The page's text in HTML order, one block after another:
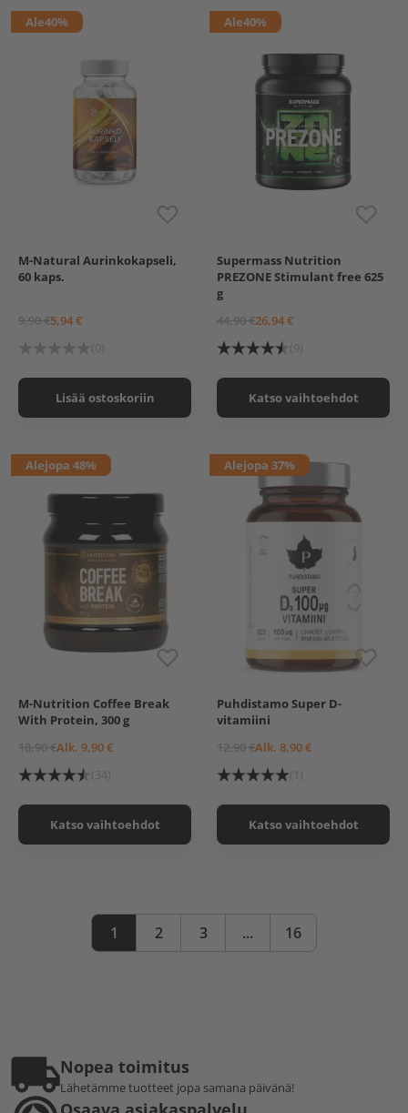
Ale40%
M-Natural Aurinkokapseli,
60 kaps.
9,90 €5,94 €
Lisää ostoskoriin
Raspberry-Lime
Orange
Ale40%
Supermass Nutrition
PREZONE Stimulant free 625
g
44,90 €26,94 €
Katso vaihtoehdot
Choco Mochaccino
Cafe Latte
Black Coffee (Poistuva
maku)
Alejopa 48%
M-Nutrition Coffee Break
With Protein, 300 g
18,90 €Alk. 9,90 €
(34)
Katso vaihtoehdot
100 mcg
100 mcg, 120 kaps.
100 mcg, 60 kaps.
Alejopa 37%
Puhdistamo Super D-
vitamiini
12,90 €Alk. 8,90 €
Katso vaihtoehdot
1 2 3 ... 16
Nopea toimitus
Lähetämme tuotteet jopa samana päivänä!